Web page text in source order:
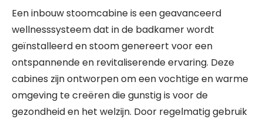
Een inbouw stoomcabine is een geavanceerd
wellnesssysteem dat in de badkamer wordt
geïnstalleerd en stoom genereert voor een
ontspannende en revitaliserende ervaring. Deze
cabines zijn ontworpen om een vochtige en warme
omgeving te creëren die gunstig is voor de
gezondheid en het welzijn. Door regelmatig gebruik